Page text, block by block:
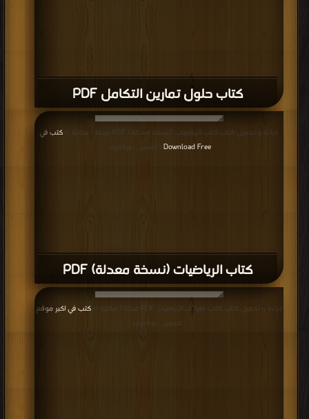
كتاب حلول تمارين التكامل PDF
كتاب الرياضيات (نسخة معدلة) PDF
قراءة و تحميل كتاب كتاب الرياضيات (نسخة معدلة) PDF مجانا | مكتبة >
كتب في
Download Free | التحميل : مرة/مرات
قراءة و تحميل كتاب كتاب طرائف الرياضيات PDF مجانا | مكتبة > كتب في اكبر موقع
| التحميل : مرة/مرات